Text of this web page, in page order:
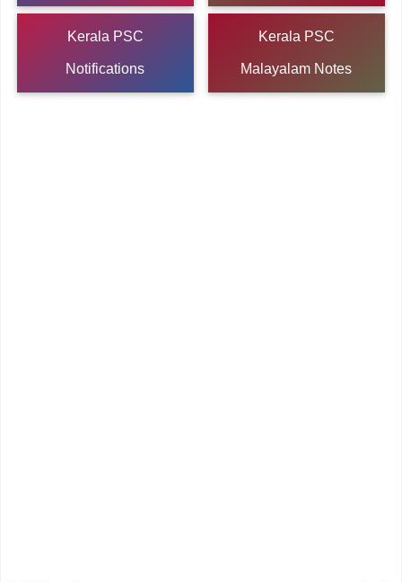
Kerala PSC
Notifications
Kerala PSC
Malayalam Notes